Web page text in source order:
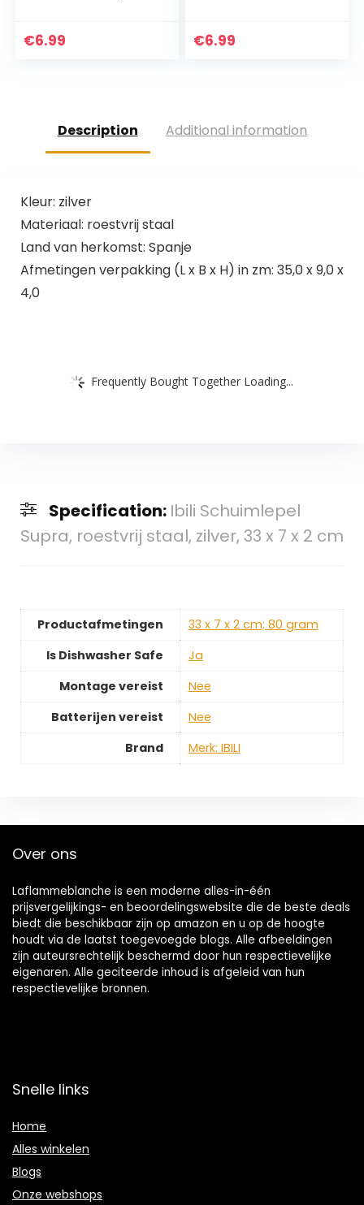
Mixen (5 – Stuks)
€6.99
Spatel Keuken Mini
€6.99
Description Additional information
Kleur: zilver
Materiaal: roestvrij staal
Land van herkomst: Spanje
Afmetingen verpakking (L x B x H) in zm: 35,0 x 9,0 x
4,0
Frequently Bought Together Loading...
Specification: Ibili Schuimlepel
Supra, roestvrij staal, zilver, 33 x 7 x 2 cm
Productafmetingen
‎33 x 7 x 2 cm; 80 gram
Is Dishwasher Safe
‎Ja
Montage vereist
‎Nee
Batterijen vereist
‎Nee
Brand
Merk: IBILI
Over ons
Laflammeblanche is een moderne alles-in-één
prijsvergelijkings- en beoordelingswebsite die de beste deals
biedt die beschikbaar zijn op amazon en u op de hoogte
houdt via de laatst toegevoegde blogs. Alle afbeeldingen
zijn auteursrechtelijk beschermd door hun respectievelijke
eigenaren. Alle geciteerde inhoud is afgeleid van hun
respectievelijke bronnen.
Snelle links
Home
Alles winkelen
Blogs
Onze webshops